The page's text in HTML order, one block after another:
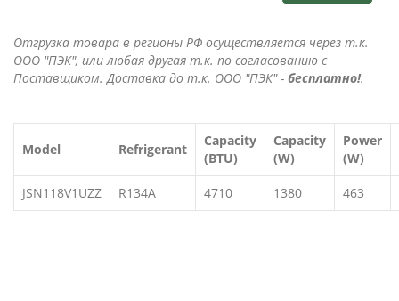
Отгрузка товара в регионы РФ осуществляется через т.к.
ООО "ПЭК", или любая другая т.к. по согласованию с
Поставщиком. Доставка до т.к. ООО "ПЭК" - бесплатно!.
Model Refrigerant
Capacity
(BTU)
Capacity
(W)
Power
(W)
JSN118V1UZZ R134A 4710 1380 463